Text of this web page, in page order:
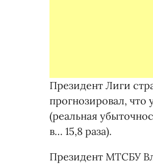
Президент Лиги
прогнозировал, что
(реальная
в… 15,8 раза).
Президент МТСБУ